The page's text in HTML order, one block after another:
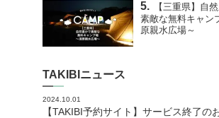
【三重県】自
素敵な無料キャン
原親水広場～
TAKIBIニュース
2024.10.01
【TAKIBI予約サイト】サービス終了の